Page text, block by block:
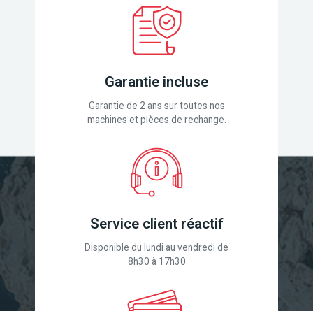
Garantie incluse
Garantie de 2 ans sur toutes nos
machines et pièces de rechange.
Service client réactif
Disponible du lundi au vendredi de
8h30 à 17h30